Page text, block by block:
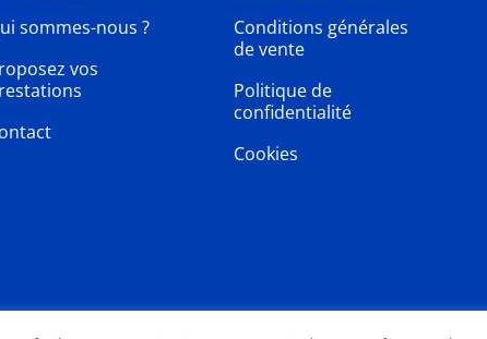
sommes-nous ?
vos
Conditions générales
de vente
Politique de
confidentialité
Cookies